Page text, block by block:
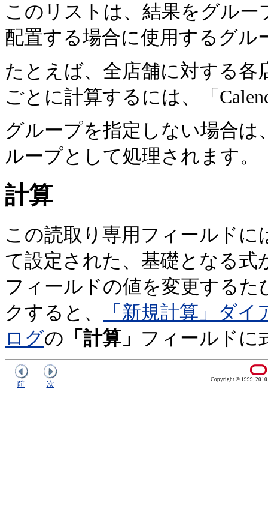
このリストは、結果をグル
配置する場合に使用するグル
たとえば、全店舗に対する各
ごとに計算するには、「
グループを指定しない場合
ループとして処理されます。
計算
この読取り専用フィールド
て設定された、基礎となる
フィールドの値を変更する
クすると、
「新規計算」ダイ
ログの 「計算」 フィールドに
前 次 Copyright © 1999,